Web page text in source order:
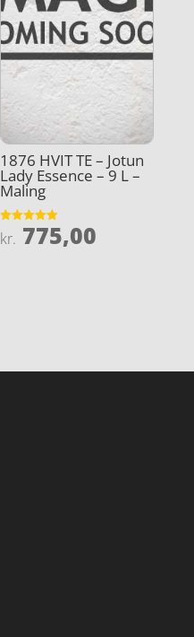
1876 HVIT TE – Jotun
Lady Essence – 9 L –
Maling
Vurderet
4.9
kr. 775,00